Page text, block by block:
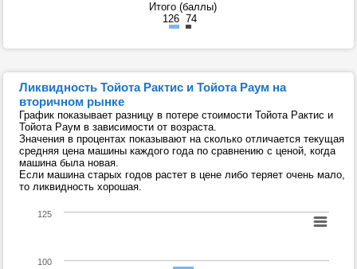
Итого (баллы)
126 74
Ликвидность Тойота Рактис и Тойота Раум на
вторичном рынке
График показывает разницу в потере стоимости Тойота Рактис и
Тойота Раум в зависимости от возраста.
Значения в процентах показывают на сколько отличается текущая
средняя цена машины каждого года по сравнению с ценой, когда
машина была новая.
Если машина старых годов растет в цене либо теряет очень мало,
то ликвидность хорошая.
100
125